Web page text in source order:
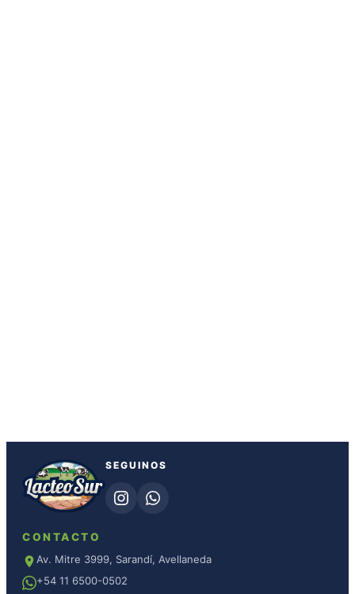
SEGUINOS
CONTACTO
Av. Mitre 3999, Sarandí, Avellaneda
+54 11 6500-0502